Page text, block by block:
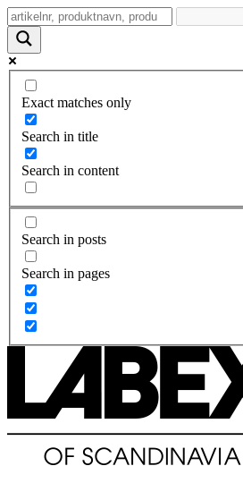
Exact matches only
Search in title
Search in content
Search in posts
Search in pages